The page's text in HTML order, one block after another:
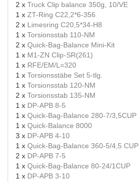
2 x Truck Clip balance 350g, 10/VE
1 x ZT-Ring C22,2*6-356
2 x Limesring C20,5*34-H8
1 x Torsionsstab 110-NM
2 x Quick-Bag-Balance Mini-Kit
1 x M1-ZN Clip-SR(261)
1 x RFE/EM/L=320
1 x Torsionsstäbe Set 5-tlg.
1 x Torsionsstab 120-NM
2 x Torsionsstab 135-NM
1 x DP-APB 8-5
1 x Quick-Bag-Balance 280-7/3,5CUP
1 x Quick-Balance 8000
3 x DP-APB 4-10
1 x Quick-Bag-Balance 360-5/4,5 CUP
2 x DP-APB 7-5
1 x Quick-Bag-Balance 80-24/1CUP
1 x DP-APB 3-10